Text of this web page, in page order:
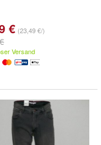
€ (23,49 €/)
Versand